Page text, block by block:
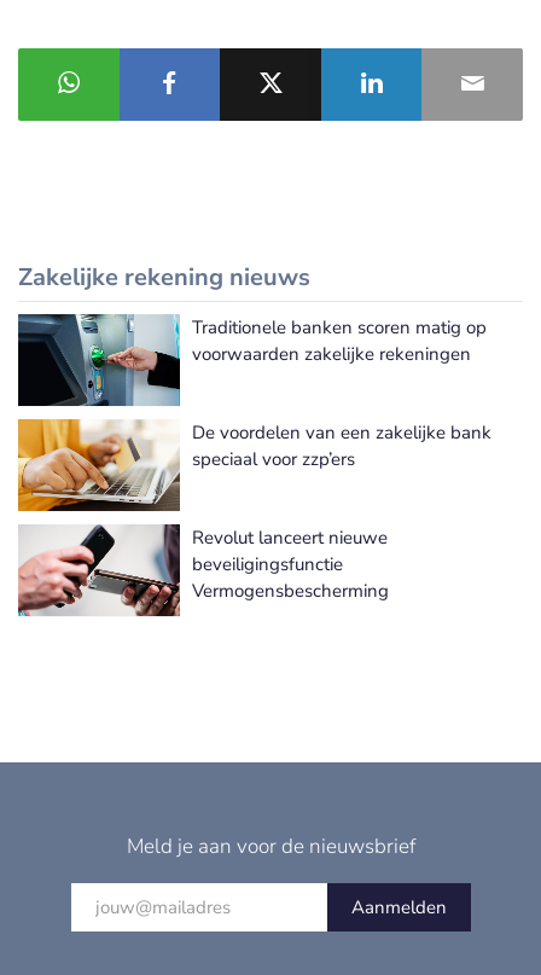
Zakelijke rekening nieuws
Meer Zakelijke rekening nieuws
Traditionele banken scoren matig op
voorwaarden zakelijke rekeningen
De voordelen van een zakelijke bank
speciaal voor zzp’ers
Revolut lanceert nieuwe
beveiligingsfunctie
Vermogensbescherming
Meld je aan voor de nieuwsbrief
Aanmelden